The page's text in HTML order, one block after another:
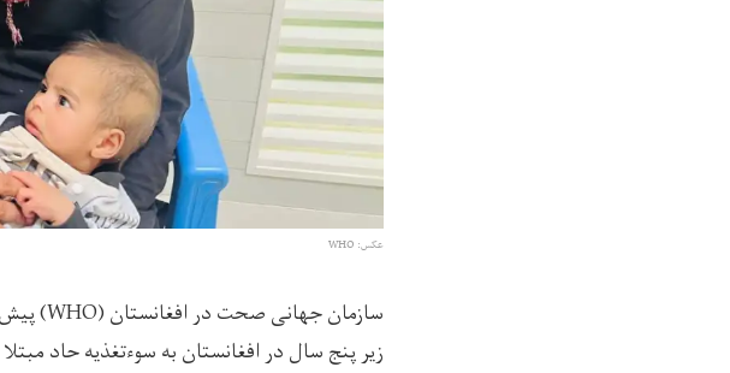
عکس: WHO
زیر پنج سال در افغانستان به سوءتغذیه حاد